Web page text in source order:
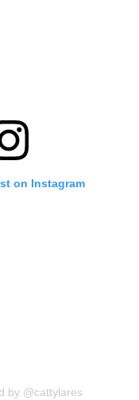
on Instagram
by @cattylares